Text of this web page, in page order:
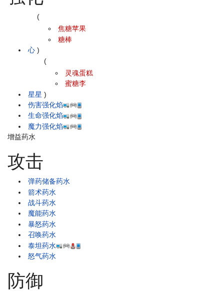
心
(
焦糖苹果
糖棒
)
星星
(
灵魂蛋糕
蜜糖李
)
伤害强化焰
生命强化焰
魔力强化焰
增益药水
攻击
弹药储备药水
箭术药水
战斗药水
魔能药水
暴怒药水
召唤药水
泰坦药水
怒气药水
防御